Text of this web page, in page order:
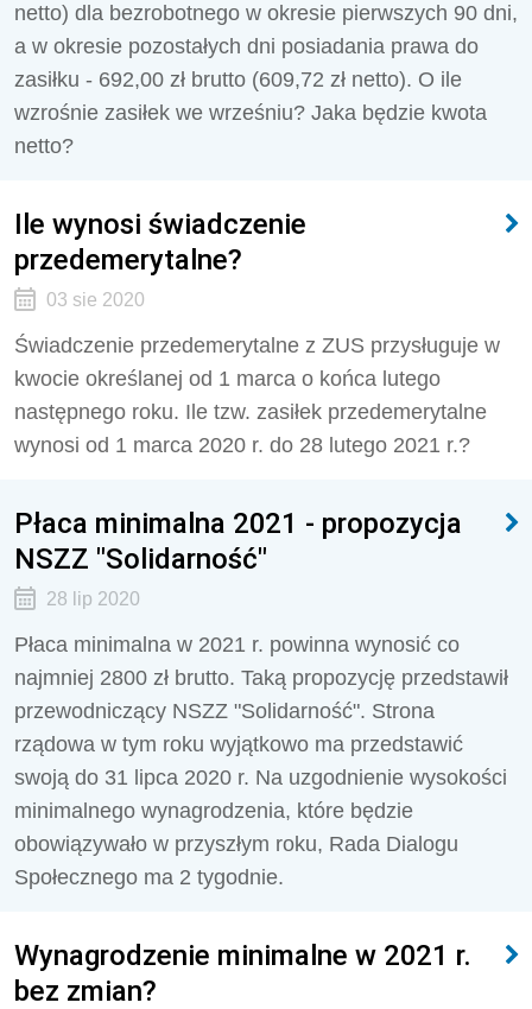
netto) dla bezrobotnego w okresie pierwszych 90 dni,
a w okresie pozostałych dni posiadania prawa do
zasiłku - 692,00 zł brutto (609,72 zł netto). O ile
wzrośnie zasiłek we wrześniu? Jaka będzie kwota
netto?
Ile wynosi świadczenie
przedemerytalne?
03 sie 2020
Świadczenie przedemerytalne z ZUS przysługuje w
kwocie określanej od 1 marca o końca lutego
następnego roku. Ile tzw. zasiłek przedemerytalne
wynosi od 1 marca 2020 r. do 28 lutego 2021 r.?
Płaca minimalna 2021 - propozycja
NSZZ "Solidarność"
28 lip 2020
Płaca minimalna w 2021 r. powinna wynosić co
najmniej 2800 zł brutto. Taką propozycję przedstawił
przewodniczący NSZZ "Solidarność". Strona
rządowa w tym roku wyjątkowo ma przedstawić
swoją do 31 lipca 2020 r. Na uzgodnienie wysokości
minimalnego wynagrodzenia, które będzie
obowiązywało w przyszłym roku, Rada Dialogu
Społecznego ma 2 tygodnie.
Wynagrodzenie minimalne w 2021 r.
bez zmian?